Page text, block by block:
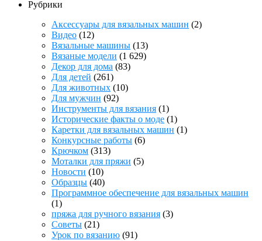
Рубрики
Аксессуары для вязальных машин (2)
Видео (12)
Вязальные машины (13)
Вязаные модели (1 629)
Декор для дома (83)
Для детей (261)
Для животных (10)
Для мужчин (92)
Инструменты для вязания (1)
Исторические факты о моде (1)
Каретки для вязальных машин (1)
Конкурсные работы (6)
Крючком (313)
Моталки для пряжи (5)
Новости (10)
Образцы (40)
Программное обеспечение для вязальных машин
(1)
пряжа для ручного вязания (3)
Советы (21)
Урок по вязанию (91)